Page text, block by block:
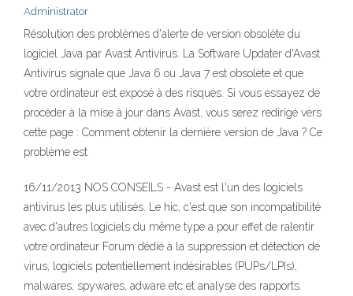
Administrator
Résolution des problèmes d'alerte de version obsolète du
logiciel Java par Avast Antivirus. La Software Updater d'Avast
Antivirus signale que Java 6 ou Java 7 est obsolète et que
votre ordinateur est exposé à des risques. Si vous essayez de
procéder à la mise à jour dans Avast, vous serez redirigé vers
cette page : Comment obtenir la dernière version de Java ? Ce
problème est
16/11/2013 NOS CONSEILS - Avast est l'un des logiciels
antivirus les plus utilisés. Le hic, c'est que son incompatibilité
avec d'autres logiciels du même type a pour effet de ralentir
votre ordinateur Forum dédié à la suppression et détection de
virus, logiciels potentiellement indésirables (PUPs/LPIs),
malwares, spywares, adware etc et analyse des rapports.